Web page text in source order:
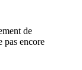
de
pas encore